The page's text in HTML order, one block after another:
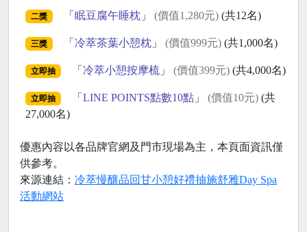
二獎 「 眠豆腐午睡枕」 (價值1,280元)(共12名)
三獎 「 冷萃茶葉小憩枕」 (價值999元)(共1,000名)
立即抽 「 冷萃小憩按摩梳」 (價值399元)(共4,000名)
立即抽 「 LINE POINTS點數10點」 (價值10元)(共
27,000名)
優惠內容以各品牌官網及門市現場為主，本頁面資訊僅
供參考。
來源連結： 冷萃慢釀品回甘小憩好禮抽施舒雅Day Spa
活動網站